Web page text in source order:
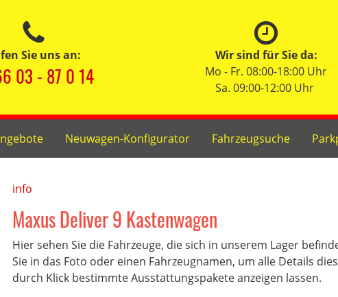
Sie uns an:
03 - 87 0 14
Wir sind für Sie da:
Mo - Fr. 08:00-18:00 Uhr
Sa. 09:00-12:00 Uhr
Neuwagen-Konfigurator Fahrzeugsuche
info
Maxus Deliver 9 Kastenwagen
Hier sehen Sie die Fahrzeuge, die sich in unserem Lager
Sie in das Foto oder einen Fahrzeugnamen, um alle Details
durch Klick bestimmte Ausstattungspakete anzeigen lassen.